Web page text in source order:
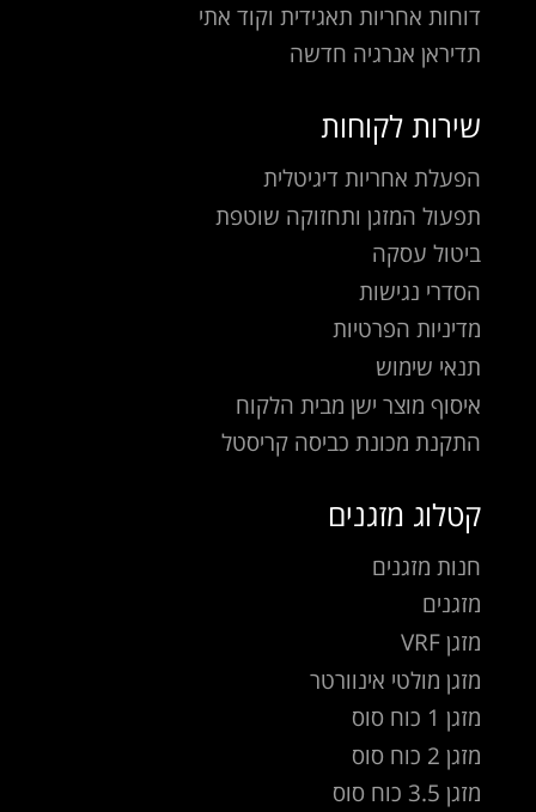
דוחות אחריות תאגידית וקוד אתי
תדיראן אנרגיה חדשה
שירות לקוחות
הפעלת אחריות דיגיטלית
תפעול המזגן ותחזוקה שוטפת
ביטול עסקה
הסדרי נגישות
מדיניות הפרטיות
תנאי שימוש
איסוף מוצר ישן מבית הלקוח
התקנת מכונת כביסה קריסטל
קטלוג מזגנים
חנות מזגנים
מזגנים
מזגן VRF
מזגן מולטי אינוורטר
מזגן 1 כוח סוס
מזגן 2 כוח סוס
מזגן 3.5 כוח סוס